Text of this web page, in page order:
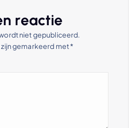
reactie
niet gepubliceerd.
gemarkeerd met*